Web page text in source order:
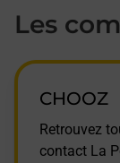
Les
CHOOZ
Retrouvez
contact La